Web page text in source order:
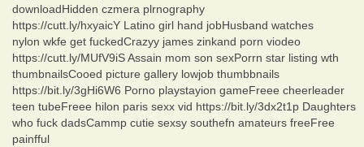
downloadHidden czmera plrnography
https://cutt.ly/hxyaicY Latino girl hand jobHusband watches
nylon wkfe get fuckedCrazyy james zinkand porn viodeo
https://cutt.ly/MUfV9iS Assain mom son sexPorrn star listing wth
thumbnailsCooed picture gallery lowjob thumbbnails
https://bit.ly/3gHi6W6 Porno playstayion gameFreee cheerleader
teen tubeFreee hilon paris sexx vid https://bit.ly/3dx2t1p Daughters
who fuck dadsCammp cutie sexsy southefn amateurs freeFree
painfful